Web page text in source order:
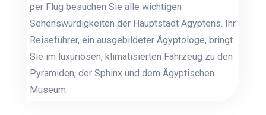
per Flug besuchen Sie alle wichtigen
Sehenswürdigkeiten der Hauptstadt Ägyptens. Ihr
Reiseführer, ein ausgebildeter Ägyptologe, bringt
Sie im luxuriösen, klimatisierten Fahrzeug zu den
Pyramiden, der Sphinx und dem Ägyptischen
Museum.